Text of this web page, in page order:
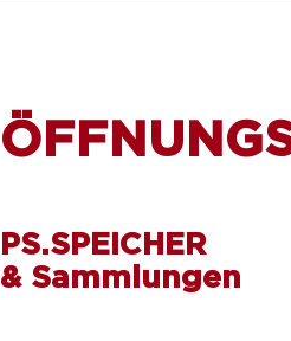
Drei besondere Tage am
PS.SPEICHER
PS.SPEICHER
& Sammlungen